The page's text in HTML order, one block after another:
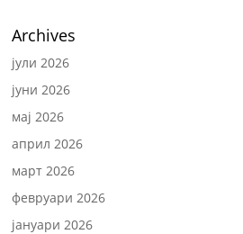
Archives
јули 2026
јуни 2026
мај 2026
април 2026
март 2026
февруари 2026
јануари 2026